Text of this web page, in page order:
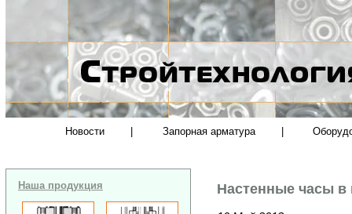
Новости Запорная арматура
Наша продукция Настенные часы в